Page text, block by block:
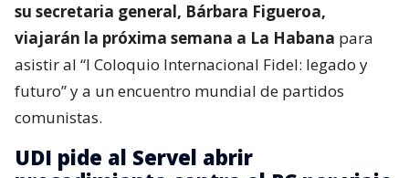
su secretaria general, Bárbara Figueroa,
viajarán la próxima semana a La Habana para
asistir al “I Coloquio Internacional Fidel: legado y
futuro” y a un encuentro mundial de partidos
comunistas.
UDI pide al Servel abrir